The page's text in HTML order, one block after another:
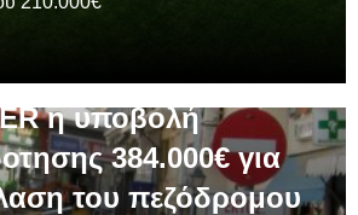
η υποβολή
384.000€ για
του πεζόδρομου